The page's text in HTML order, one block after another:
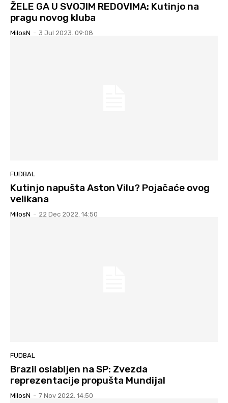
ŽELE GA U SVOJIM REDOVIMA: Kutinjo na
pragu novog kluba
MilosN - 3 Jul 2023. 09:08
FUDBAL
Kutinjo napušta Aston Vilu? Pojačaće ovog
velikana
MilosN - 22 Dec 2022. 14:50
FUDBAL
Brazil oslabljen na SP: Zvezda
reprezentacije propušta Mundijal
MilosN - 7 Nov 2022. 14:50